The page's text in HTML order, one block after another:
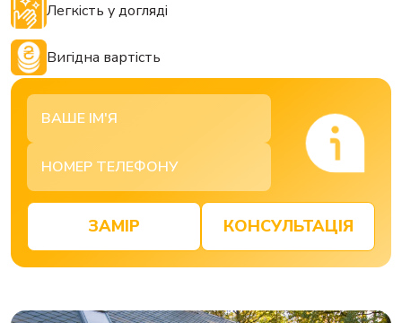
Легкість у догляді
Вигідна вартість
ЗАМІР КОНСУЛЬТАЦІЯ